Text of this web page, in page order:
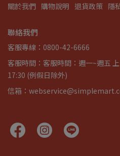
關於我們 購物說明 退貨政策 隱
聯絡我們
客服專線：0800-42-6666
客服時間：客服時間：週一~週五
17:30 (例假日除外)
信箱：